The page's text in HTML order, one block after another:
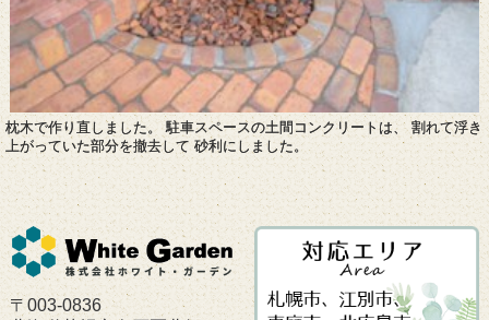
枕木で作り直しました。 駐車スペースの土間コンクリートは、 割れて浮き
上がっていた部分を撤去して 砂利にしました。
〒003-0836